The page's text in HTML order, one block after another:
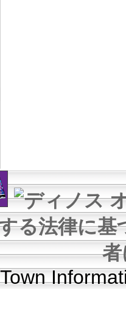
る法律に基